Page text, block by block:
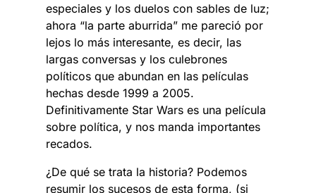
especiales y los duelos con sables de luz;
ahora “la parte aburrida” me pareció por
lejos lo más interesante, es decir, las
largas conversas y los culebrones
políticos que abundan en las películas
hechas desde 1999 a 2005.
Definitivamente Star Wars es una película
sobre política, y nos manda importantes
recados.
¿De qué se trata la historia? Podemos
resumir los sucesos de esta forma, (si